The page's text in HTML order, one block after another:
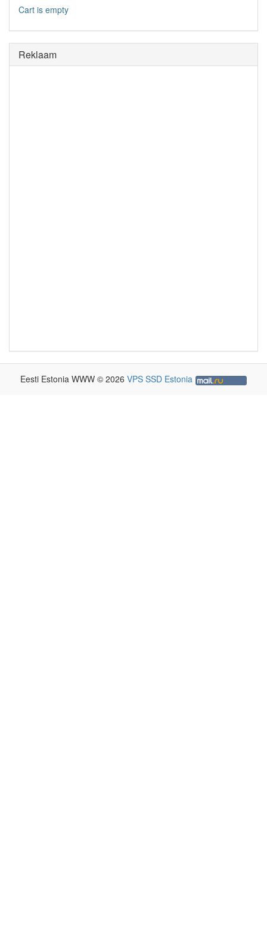
Cart is empty
Reklaam
Eesti Estonia WWW © 2026 VPS SSD Estonia